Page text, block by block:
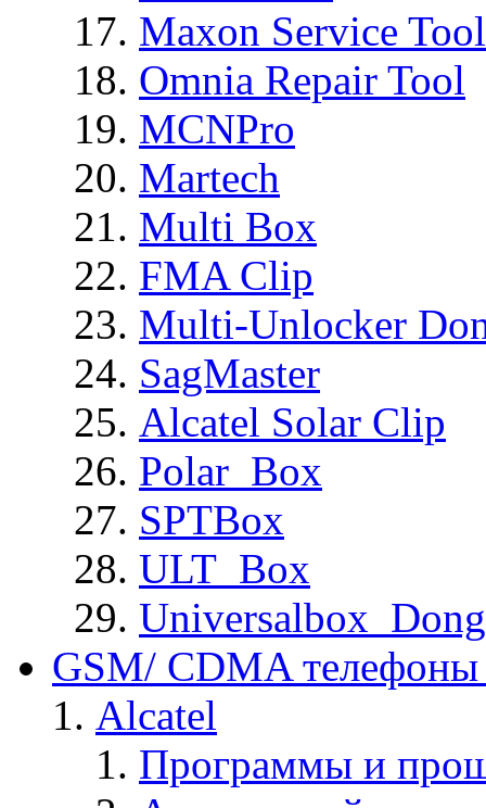
Maxon Service
Omnia Repair Tool
MCNPro
Martech
Multi Box
FMA Clip
Multi-Unlocker
SagMaster
Alcatel Solar Clip
Polar_Box
SPTBox
ULT_Box
GSM/ CDMA
Alcatel
Программы и